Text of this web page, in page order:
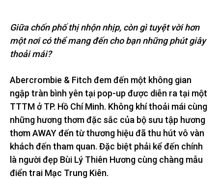
Giữa chốn phố thị nhộn nhịp, còn gì tuyệt vời hơn
một nơi có thể mang đến cho bạn những phút giây
thoải mái?
Abercrombie & Fitch đem đến một không gian
ngập tràn bình yên tại pop-up được diễn ra tại một
TTTM ở TP. Hồ Chí Minh. Không khí thoải mái cùng
những hương thơm đặc sắc của bộ sưu tập hương
thơm AWAY đến từ thương hiệu đã thu hút vô vàn
khách đến tham quan. Đặc biệt phải kể đến chính
là người đẹp Bùi Lý Thiên Hương cùng chàng mẫu
điển trai Mạc Trung Kiên.